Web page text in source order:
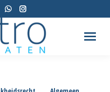
LinkedinWhatsapp
pagina
opent
in
pagina
opent
in